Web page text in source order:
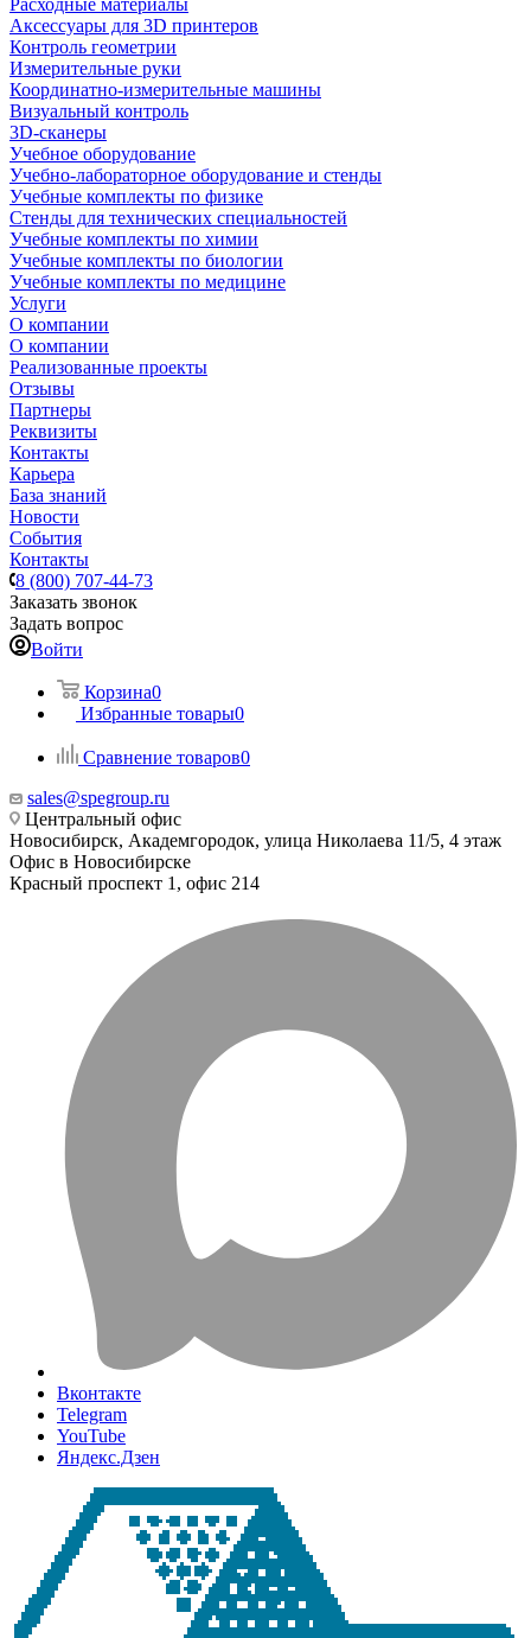
Расходные материалы
Аксессуары для 3D принтеров
Контроль геометрии
Измерительные руки
Координатно-измерительные машины
Визуальный контроль
3D-сканеры
Учебное оборудование
Учебно-лабораторное оборудование и стенды
Учебные комплекты по физике
Стенды для технических специальностей
Учебные комплекты по химии
Учебные комплекты по биологии
Учебные комплекты по медицине
Услуги
О компании
О компании
Реализованные проекты
Отзывы
Партнеры
Реквизиты
Контакты
Карьера
База знаний
Новости
События
Контакты
8 (800) 707-44-73
Заказать звонок
Задать вопрос
Войти
Корзина0
Избранные товары0
Сравнение товаров0
sales@spegroup.ru
Центральный офис
Новосибирск, Академгородок, улица Николаева 11/5, 4 этаж
Офис в Новосибирске
Красный проспект 1, офис 214
Вконтакте
Telegram
YouTube
Яндекс.Дзен